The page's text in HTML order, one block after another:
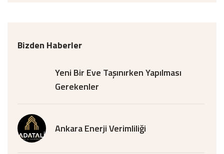
Bizden Haberler
Yeni Bir Eve Taşınırken Yapılması
Gerekenler
Ankara Enerji Verimliliği